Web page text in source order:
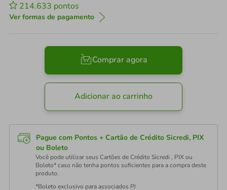
214.633 pontos
Ver formas de pagamento
Comprar agora
Adicionar ao carrinho
Pague com Pontos + Cartão de Crédito Sicredi, PIX
ou Boleto
Você pode utilizar seus Cartões de Crédito Sicredi , PIX ou
Boleto* caso não tenha pontos suficientes para a compra deste
produto.
*Boleto exclusivo para associados PJ